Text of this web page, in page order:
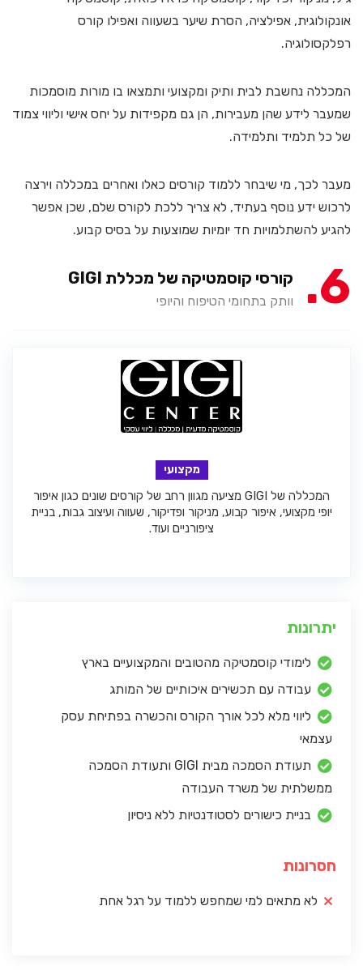
אונקולוגית, אפילציה, הסרת שיער בשעווה ואפילו קורס
רפלקסולוגיה.
המכללה נחשבת לבית ותיק ומקצועי ותמצאו בו מורות מוסמכות
שמעבר לידע שהן מעבירות, הן גם מקפידות על יחס אישי וליווי צמוד
של כל תלמיד ותלמידה.
מעבר לכך, מי שיבחר ללמוד קורסים כאלו ואחרים במכללה וירצה
לרכוש ידע נוסף בעתיד, לא צריך ללכת לקורס שלם, שכן אפשר
להגיע להשתלמויות חד יומיות שמוצעות על בסיס קבוע.
6 קורסי קוסמטיקה של מכללת GIGI
וותק בתחומי הטיפוח והיופי
מקצועי
המכללה של GIGI מציעה מגוון רחב של קורסים שונים כגון איפור
יופי מקצועי, איפור קבוע, מניקור ופדיקור, שעווה ועיצוב גבות, בניית
ציפורניים ועוד.
יתרונות
לימודי קוסמטיקה מהטובים והמקצועיים בארץ
עבודה עם תכשירים איכותיים של המותג
ליווי מלא לכל אורך הקורס והכשרה בפתיחת עסק
עצמאי
תעודת הסמכה מבית GIGI ותעודת הסמכה
ממשלתית של משרד העבודה
בניית כישורים לסטודנטיות ללא ניסיון
חסרונות
לא מתאים למי שמחפש ללמוד על רגל אחת